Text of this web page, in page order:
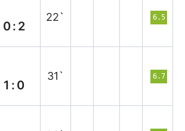
0:2
22` 6.5
1:0
31` 6.7